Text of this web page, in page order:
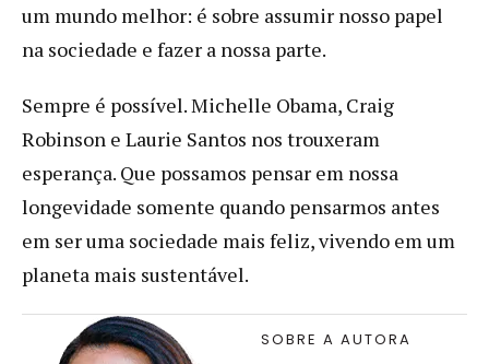
um mundo melhor: é sobre assumir nosso papel
na sociedade e fazer a nossa parte.
Sempre é possível. Michelle Obama, Craig
Robinson e Laurie Santos nos trouxeram
esperança. Que possamos pensar em nossa
longevidade somente quando pensarmos antes
em ser uma sociedade mais feliz, vivendo em um
planeta mais sustentável.
SOBRE A AUTORA